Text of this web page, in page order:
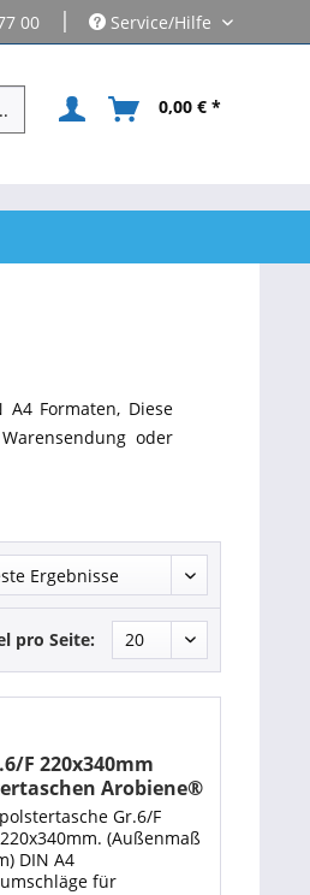
00 | Service/Hilfe
0,00 € *
Formaten, Diese
oder
pro Seite:
F 220x340mm
Arobiene®
Gr.6/F
(Außenmaß
DIN A4
für